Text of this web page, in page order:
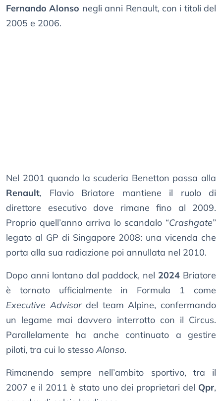
Fernando Alonso negli anni Renault, con i titoli del
2005 e 2006.
Nel 2001 quando la scuderia Benetton passa alla
Renault, Flavio Briatore mantiene il ruolo di
direttore esecutivo dove rimane fino al 2009.
Proprio quell’anno arriva lo scandalo “Crashgate”
legato al GP di Singapore 2008: una vicenda che
porta alla sua radiazione poi annullata nel 2010.
Dopo anni lontano dal paddock, nel 2024 Briatore
è tornato ufficialmente in Formula 1 come
Executive Advisordel team Alpine, confermando
un legame mai davvero interrotto con il Circus.
Parallelamente ha anche continuato a gestire
piloti, tra cui lo stessoAlonso.
Rimanendo sempre nell’ambito sportivo, tra il
2007 e il 2011 è stato uno dei proprietari del Qpr,